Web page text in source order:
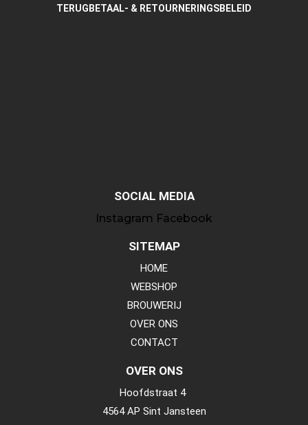
TERUGBETAAL- & RETOURNERINGSBELEID
SOCIAL MEDIA
Instagram Facebook
SITEMAP
HOME
WEBSHOP
BROUWERIJ
OVER ONS
CONTACT
OVER ONS
Hoofdstraat 4
4564 AP Sint Jansteen